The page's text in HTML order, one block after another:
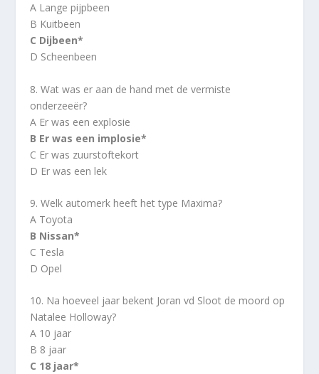
A Lange pijpbeen
B Kuitbeen
C Dijbeen*
D Scheenbeen
8. Wat was er aan de hand met de vermiste
onderzeeër?
A Er was een explosie
B Er was een implosie*
C Er was zuurstoftekort
D Er was een lek
9. Welk automerk heeft het type Maxima?
A Toyota
B Nissan*
C Tesla
D Opel
10. Na hoeveel jaar bekent Joran vd Sloot de moord op
Natalee Holloway?
A 10 jaar
B 8 jaar
C 18 jaar*